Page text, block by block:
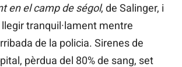
en el camp de ségol, de Salinger, i
tranquil·lament mentre
de la policia. Sirenes de
pèrdua del 80% de sang, set